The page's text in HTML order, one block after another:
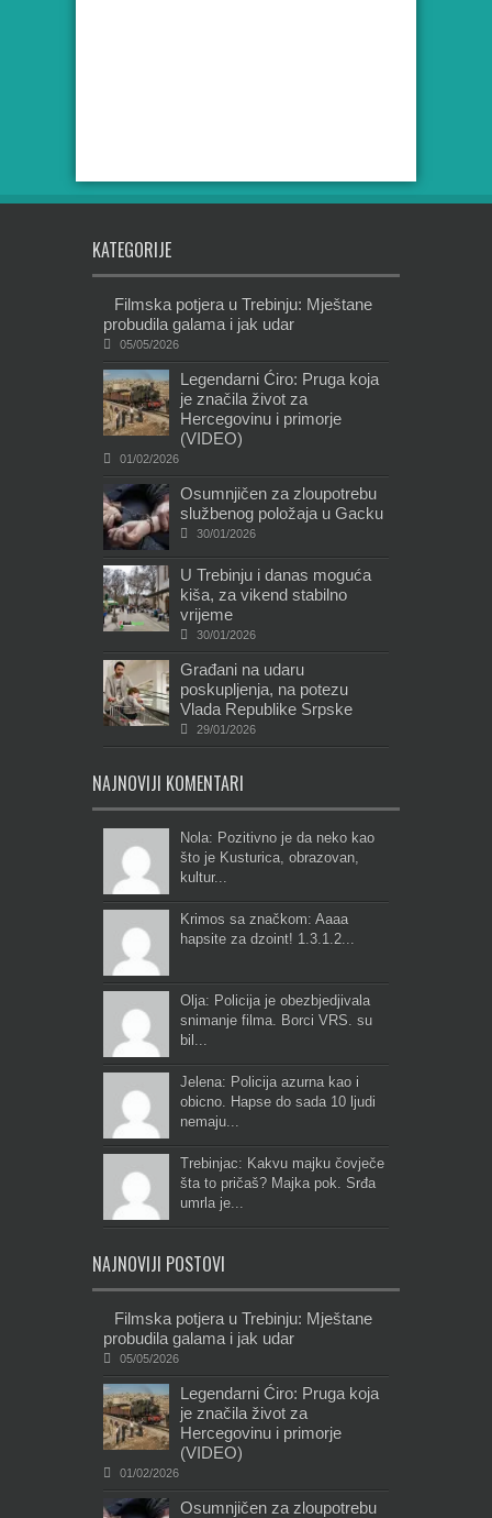
KATEGORIJE
Filmska potjera u Trebinju: Mještane
probudila galama i jak udar
05/05/2026
Legendarni Ćiro: Pruga koja
je značila život za
Hercegovinu i primorje
(VIDEO)
01/02/2026
Osumnjičen za zloupotrebu
službenog položaja u Gacku
30/01/2026
U Trebinju i danas moguća
kiša, za vikend stabilno
vrijeme
30/01/2026
Građani na udaru
poskupljenja, na potezu
Vlada Republike Srpske
29/01/2026
NAJNOVIJI KOMENTARI
Nola: Pozitivno je da neko kao
što je Kusturica, obrazovan,
kultur...
Krimos sa značkom: Aaaa
hapsite za dzoint! 1.3.1.2...
Olja: Policija je obezbjedjivala
snimanje filma. Borci VRS. su
bil...
Jelena: Policija azurna kao i
obicno. Hapse do sada 10 ljudi
nemaju...
Trebinjac: Kakvu majku čovječe
šta to pričaš? Majka pok. Srđa
umrla je...
NAJNOVIJI POSTOVI
Filmska potjera u Trebinju: Mještane
probudila galama i jak udar
05/05/2026
Legendarni Ćiro: Pruga koja
je značila život za
Hercegovinu i primorje
(VIDEO)
01/02/2026
Osumnjičen za zloupotrebu